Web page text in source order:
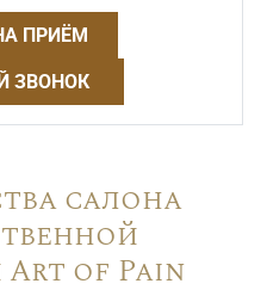
ПРИЁМ
ЗВОНОК
салона
Art of Pain